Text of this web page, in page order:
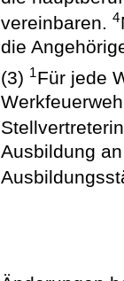
vereinbaren.4
die
(3) 1Für jede
Ausbildung